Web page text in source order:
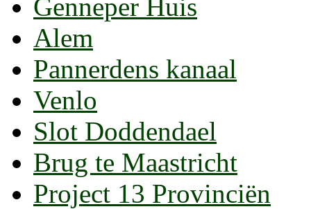
Genneper Huis
Alem
Pannerdens kanaal
Venlo
Slot Doddendael
Brug te Maastricht
Project 13 Provinciën